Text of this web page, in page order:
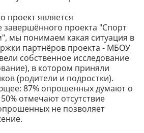
проект является
проекта "Спорт
мы понимаем какая ситуация в
партнёров проекта - МБОУ
собственное исследование
в котором приняли
(родители и подростки).
87% опрошенных думают о
отмечают отсутствие
не позволяет